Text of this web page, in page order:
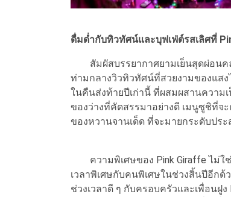
ดื่มด่ำกับทิวทัศน์และบุฟเฟ่ต์รสเลิศที่
สัมผัสบรรยากาศยามเย็นสุดผ่อนคล
ท่ามกลางวิวทิวทัศน์ที่สวยงามของแส
ในคืนส่งท้ายปีเก่านี้ ที่ผสมผสานความเ
ของว่างที่คัดสรรมาอย่างดี เมนูซูชิที่
ของหวานจานเด็ด ที่จะมายกระดับป
ความพิเศษของ Pink Giraffe ไม่ใช่
เวลาพิเศษกับคนพิเศษในช่วงสิ้นปีอีก
ช่วงเวลาดี ๆ กับครอบครัวและเพื่อน